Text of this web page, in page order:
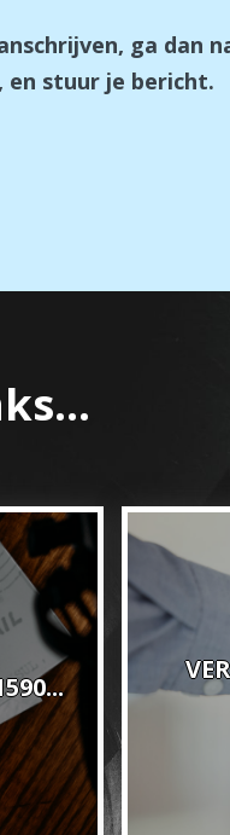
ga dan
en stuur je bericht.